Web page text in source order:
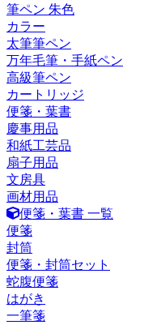
筆ペン 朱色
カラー
太筆筆ペン
万年毛筆・手紙ペン
高級筆ペン
カートリッジ
便箋・葉書
慶事用品
和紙工芸品
扇子用品
文房具
画材用品
便箋・葉書 一覧
便箋
封筒
便箋・封筒セット
蛇腹便箋
はがき
一筆箋